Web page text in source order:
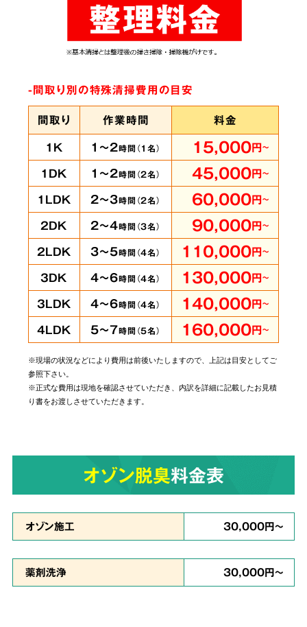
ありとあらゆる脱臭機を試したにもかかわらず
臭いが完全に取れずにお困りの時は、ぜひ当社
へご相談ください。弊社では世界最高水準のオ
います。
5 賃貸物件・ホテルの
客室も承ります
即時に
対応可能
当社では個人・法人のお客様に関わらずあらゆ
るご依頼にお応えしております。管理されてい
る賃貸物件やホテルでの事件事故による特殊殊
6 原状回復・復旧工事など
リフォームも対応
-間取り別の特殊清掃費用の目安
間取り
作業時間
料金
1K
1～2時間（1名） 15,000円～
1DK 1～2時間（2名） 45,000円～
1LDK 2～3時間（2名） 60,000円～
2DK 2～4時間（3名） 90,000円～
2LDK 3～5時間（4名） 110,000円～
3DK 4～6時間（4名） 130,000円～
3LDK 4～6時間（4名） 140,000円～
4LDK 5～7時間（5名） 160,000円～
※現場の状況などにより費用は前後いたしますので、上記は目安としてご
参照下さい。
※正式な費用は現地を確認させていただき、内訳を詳細に記載したお見積
り書をお渡しさせていただきます。
オゾン脱臭料金表
オゾン施工 30,000円～
薬剤洗浄 30,000円～